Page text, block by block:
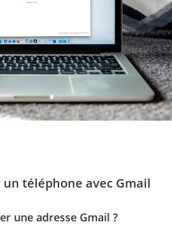
un téléphone avec Gmail
une adresse Gmail ?